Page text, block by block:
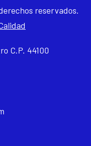
reservados.
C.P. 44100